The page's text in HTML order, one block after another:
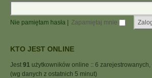
Nie pamiętam hasła Zapamiętaj mnie
KTO JEST ONLINE
Jest 91 użytkowników online :: 6
(wg danych z ostatnich 5 minut)